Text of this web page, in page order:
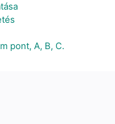
pont, A, B, C.